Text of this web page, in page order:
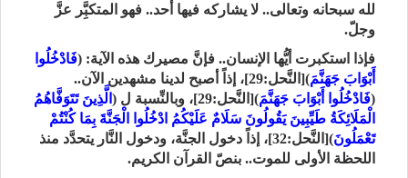
لله سبحانه وتعالى.. لا يشاركه فيها أحد.. فهو المتكبَِّر عزَّ
وجلّ.
فإذا استكبرت أيُّها الإنسان.. فإنَّ مصيرك هذه الآية: (فَادْخُلُوا
أَبْوَابَ جَهَنَّمَ
)[النَّحل:29]، إذاً أصبح لدينا مشهدين الآن..
(فَادْخُلُوا أَبْوَابَ جَهَنَّمَ)[النَّحل:29]، وبالنِّسبة ل (
الَّذِينَ تَتَوَفَّاهُمُ
الْمَلَائِكَةُ طَيِّبِينَ يَقُولُونَ سَلَامٌ عَلَيْكُمُ ادْخُلُوا الْجَنَّةَ بِمَا كُنْتُمْ
تَعْمَلُونَ
)[النَّحل:32]، إذاً دخول الجنَّة، ودخول النَّار يتحدَّد منذ
اللحظة الأولى للموت.. بنصّ القرآن الكريم.